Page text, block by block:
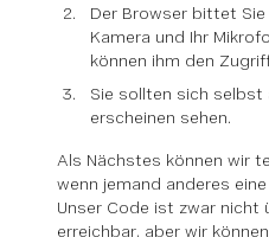
Der Browser bittet Sie
Kamera und Ihr
können ihm den
Sie sollten sich selbst
erscheinen sehen.
Als Nächstes können wir
wenn jemand anderes
Unser Code ist zwar nicht
erreichbar, aber wir